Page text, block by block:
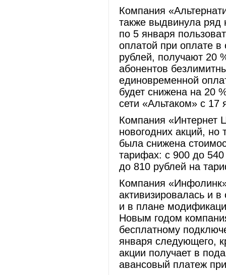
Компания
также выдвинула ряд
по 5 января
оплатой при оплате
рублей, получают 20
абонентов
единовременной
будет снижена на 20
сети «Альтаком» с 17
Компания «Интернет
новогодних акций, но
была снижена
тарифах: с 900 до
до 810 рублей на
Компания
активизировалась и
и в плане
Новым годом
бесплатному
января следующего,
акции получает в
авансовый платеж